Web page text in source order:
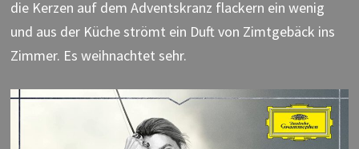
die Kerzen auf dem Adventskranz flackern ein wenig
und aus der Küche strömt ein Duft von Zimtgebäck ins
Zimmer. Es weihnachtet sehr.